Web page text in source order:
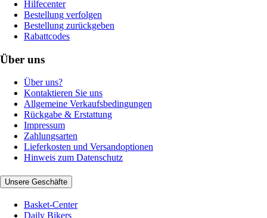
Hilfecenter
Bestellung verfolgen
Bestellung zurückgeben
Rabattcodes
Über uns
Über uns?
Kontaktieren Sie uns
Allgemeine Verkaufsbedingungen
Rückgabe & Erstattung
Impressum
Zahlungsarten
Lieferkosten und Versandoptionen
Hinweis zum Datenschutz
Unsere Geschäfte
Basket-Center
Daily Bikers